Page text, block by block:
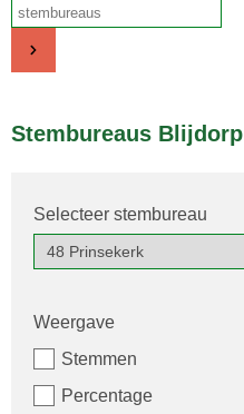
Stembureaus Blijdorp
Selecteer stembureau
Weergave
Stemmen
Percentage